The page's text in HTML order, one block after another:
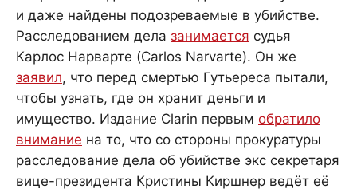
и даже найдены подозреваемые в убийстве.
Расследованием дела занимается судья
Карлос Нарварте (Carlos Narvarte). Он же
заявил, что перед смертью Гутьереса пытали,
чтобы узнать, где он хранит деньги и
имущество. Издание Clarin первым обратило
внимание на то, что со стороны прокуратуры
расследование дела об убийстве экс секретаря
вице-президента Кристины Киршнер ведёт её